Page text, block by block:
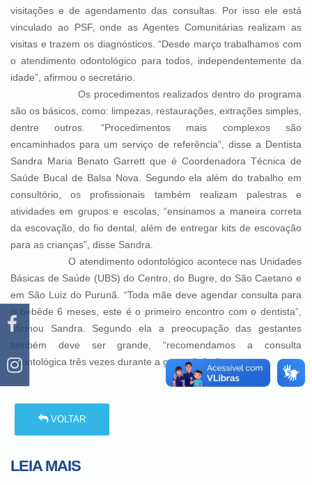
visitações e de agendamento das consultas. Por isso ele está
vinculado ao PSF, onde as Agentes Comunitárias realizam as
visitas e trazem os diagnósticos. “Desde março trabalhamos com
o atendimento odontológico para todos, independentemente da
idade”, afirmou o secretário.
Os procedimentos realizados dentro do programa
são os básicos, como: limpezas, restaurações, extrações simples,
dentre outros. “Procedimentos mais complexos são
encaminhados para um serviço de referência”, disse a Dentista
Sandra Maria Benato Garrett que é Coordenadora Técnica de
Saúde Bucal de Balsa Nova. Segundo ela além do trabalho em
consultório, os profissionais também realizam palestras e
atividades em grupos e escolas, “ensinamos a maneira correta
da escovação, do fio dental, além de entregar kits de escovação
para as crianças”, disse Sandra.
O atendimento odontológico acontece nas Unidades
Básicas de Saúde (UBS) do Centro, do Bugre, do São Caetano e
em São Luiz do Purunã. “Toda mãe deve agendar consulta para
o bebêde 6 meses, este é o primeiro encontro com o dentista”,
afirmou Sandra. Segundo ela a preocupação das gestantes
também deve ser grande, “recomendamos a consulta
odontológica três vezes durante a gestação”, disse.
VOLTAR
LEIA MAIS